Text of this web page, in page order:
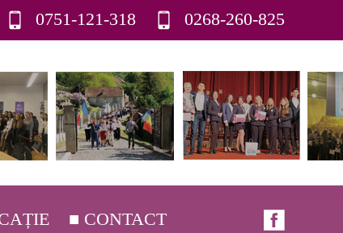
0751-121-318 0268-260-825
■ CONTACT